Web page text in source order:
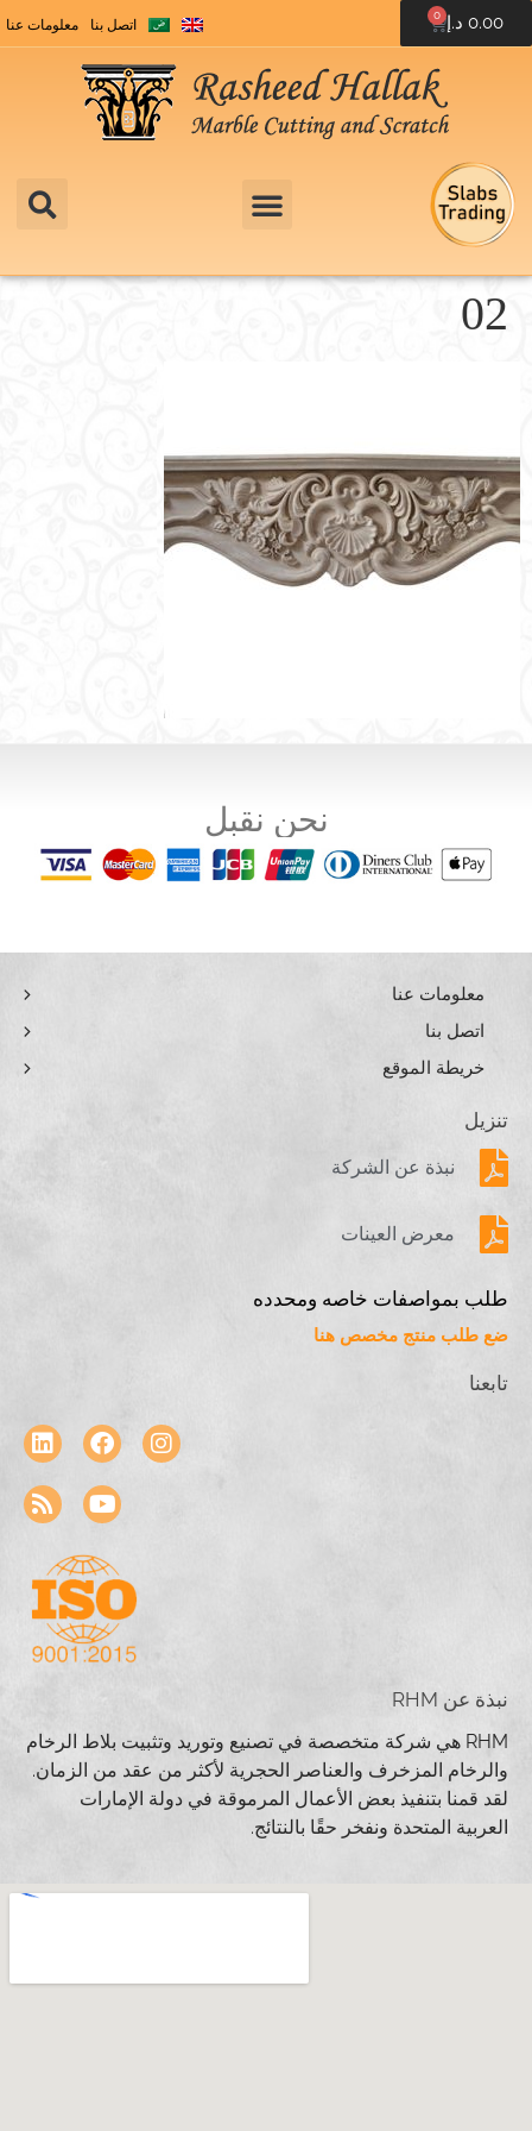
0.00 د.إ 0
اتصل بنا معلومات عنا
02
نحن نقبل
معلومات عنا
اتصل بنا
خريطة الموقع
تنزيل
نبذة عن الشركة
معرض العينات
طلب بمواصفات خاصه ومحدده
ضع طلب منتج مخصص هنا
تابعنا
نبذة عن RHM
RHM هي شركة متخصصة في تصنيع وتوريد وتثبيت بلاط الرخام
والرخام المزخرف والعناصر الحجرية لأكثر من عقد من الزمان.
لقد قمنا بتنفيذ بعض الأعمال المرموقة في دولة الإمارات
العربية المتحدة ونفخر حقًا بالنتائج.